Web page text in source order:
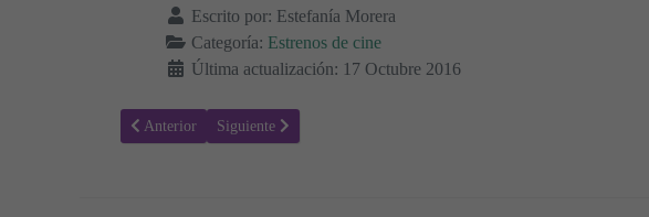
Escrito por: Estefanía Morera
Categoría: Estrenos de cine
Última actualización: 17 Octubre 2016
Artículo anterior: Trolls - Sinopsis y Trailer - Estrenos de Cine
Anterior Artículo siguiente: El Contable - Sinopsis y Trailer - Estrenos de Cine
Siguiente